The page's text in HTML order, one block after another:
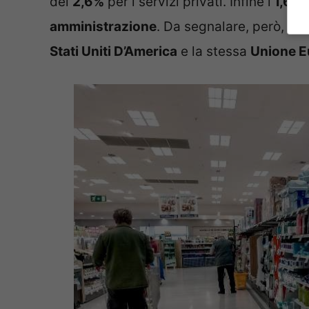
amministrazione. Da segnalare, però,
Stati Uniti D’America e la stessa Unione